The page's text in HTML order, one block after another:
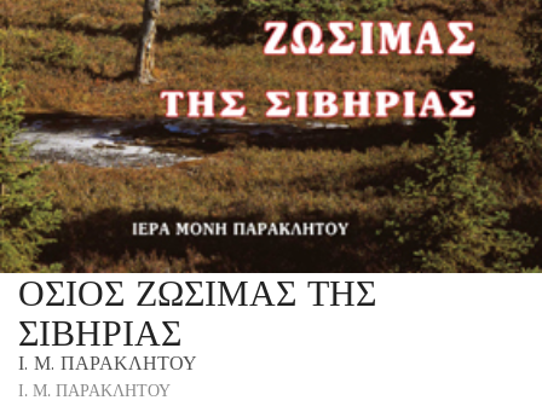
ΟΣΙΟΣ ΖΩΣΙΜΑΣ ΤΗΣ
ΣΙΒΗΡΙΑΣ
Ι. Μ. ΠΑΡΑΚΛΗΤΟΥ
Ι. Μ. ΠΑΡΑΚΛΗΤΟΥ